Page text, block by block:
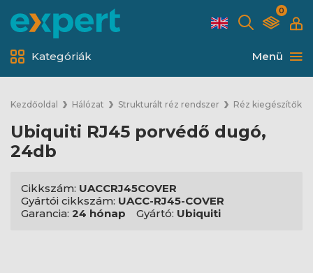
0
Menü
Kategóriák
Kezdőoldal Hálózat Strukturált réz rendszer Réz kiegészítők
Ubiquiti RJ45 porvédő dugó,
24db
Cikkszám: UACCRJ45COVER
Gyártói cikkszám: UACC-RJ45-COVER
Garancia: 24 hónap Gyártó: Ubiquiti